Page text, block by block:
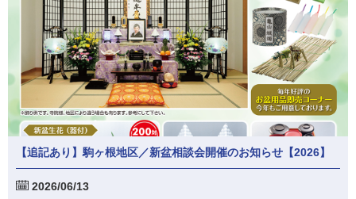
【追記あり】駒ヶ根地区／新盆相談会開催のお知らせ【2026】
2026/06/13